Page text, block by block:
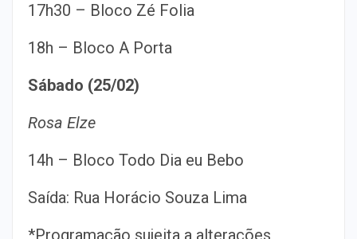
17h30 – Bloco Zé Folia
18h – Bloco A Porta
Sábado (25/02)
Rosa Elze
14h – Bloco Todo Dia eu Bebo
Saída: Rua Horácio Souza Lima
*Programação sujeita a alterações